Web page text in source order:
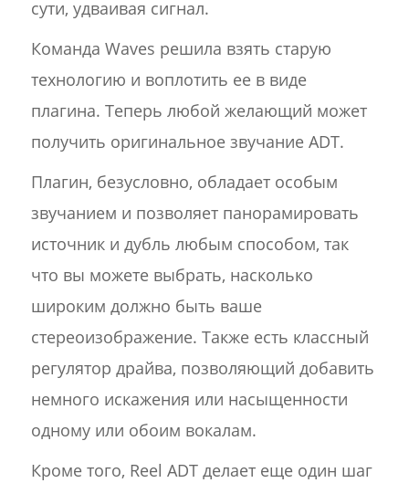
сути, удваивая сигнал.
Команда Waves решила взять старую
технологию и воплотить ее в виде
плагина. Теперь любой желающий может
получить оригинальное звучание ADT.
Плагин, безусловно, обладает особым
звучанием и позволяет панорамировать
источник и дубль любым способом, так
что вы можете выбрать, насколько
широким должно быть ваше
стереоизображение. Также есть классный
регулятор драйва, позволяющий добавить
немного искажения или насыщенности
одному или обоим вокалам.
Кроме того, Reel ADT делает еще один шаг